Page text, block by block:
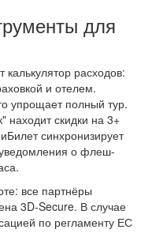
для
расходов:
и отелем.
упрощает полный тур.
находит скидки на 3+
синхронизирует
о флеш-
все партнёры
3D-Secure. В случае
по регламенту ЕС